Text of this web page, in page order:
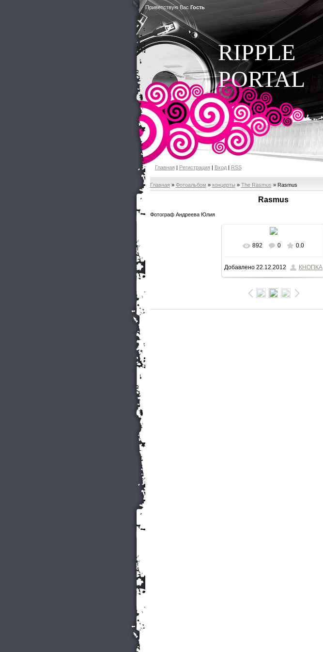
Приветствую Вас Гость
RIPPLE
PORTAL
Главная| Регистрация| Вход| RSS
Главная » Фотоальбом » концерты » The Rasmus » Rasmus
Rasmus
Фотограф Андреева Юлия
В реальном размере
533x800/ 259.7Kb
892 0 0.0
Добавлено 22.12.2012 КНОПКА